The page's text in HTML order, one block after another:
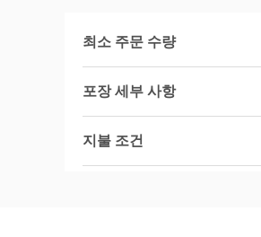
최소 주문 수량
포장 세부 사항
지불 조건